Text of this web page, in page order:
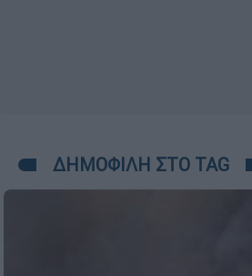
ΔΗΜΟΦΙΛΗ ΣΤΟ TAG